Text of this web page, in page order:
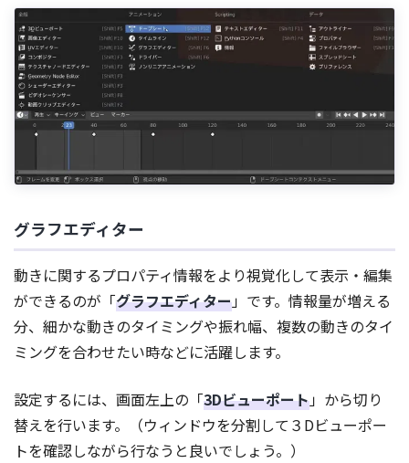
グラフエディター
動きに関するプロパティ情報をより視覚化して表示・編集
ができるのが「グラフエディター」です。情報量が増える
分、細かな動きのタイミングや振れ幅、複数の動きのタイ
ミングを合わせたい時などに活躍します。
設定するには、画面左上の「3Dビューポート」から切り
替えを行います。（ウィンドウを分割して３Dビューポー
トを確認しながら行なうと良いでしょう。）